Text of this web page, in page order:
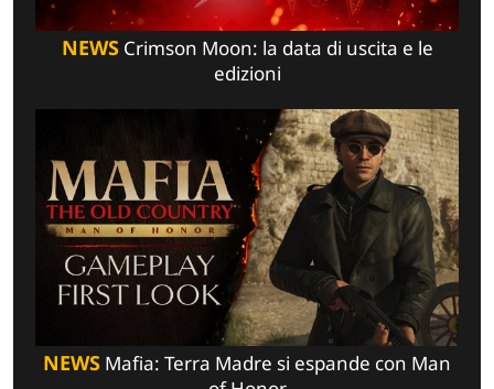
NEWSCrimson Moon: la data di uscita e le
edizioni
NEWS Mafia: Terra Madre si espande con Man